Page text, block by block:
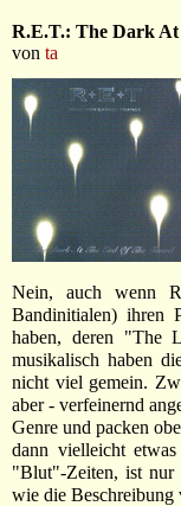
R.E.T.: The Dark
von ta
Nein, auch wenn
Bandinitialen) ihren
haben, deren "The
musikalisch haben
nicht viel gemein.
aber - verfeinernd
Genre und packen
dann vielleicht
"Blut"-Zeiten, ist nur
wie die Beschreibung